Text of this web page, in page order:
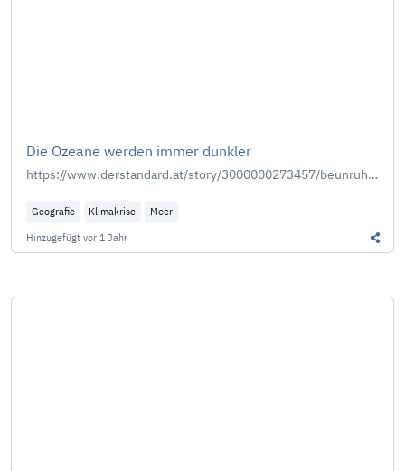
Die Ozeane werden immer dunkler
https://www.derstandard.at/story/3000000273457/beunruhigende-entwicklung-die-ozeane-werden-immer-dunkler
Geografie Klimakrise
Meer
Hinzugefügt vor 1 Jahr